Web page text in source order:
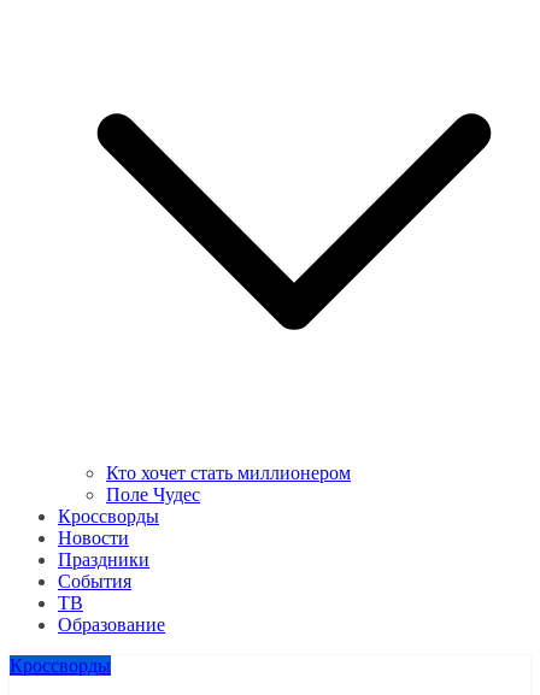
Кто хочет стать миллионером
Поле Чудес
Кроссворды
Новости
Праздники
События
ТВ
Образование
Кроссворды